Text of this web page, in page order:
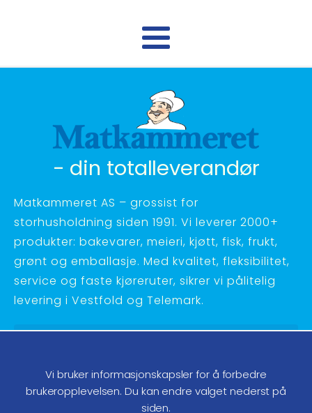
- din totalleverandør
Matkammeret AS – grossist for
storhusholdning siden 1991. Vi leverer 2000+
produkter: bakevarer, meieri, kjøtt, fisk, frukt,
grønt og emballasje. Med kvalitet, fleksibilitet,
service og faste kjøreruter, sikrer vi pålitelig
levering i Vestfold og Telemark.
Telefon:
35 58 48 70
ordre@matkammeret.no
Vi bruker informasjonskapsler for å forbedre
brukeropplevelsen. Du kan endre valget nederst på
siden.